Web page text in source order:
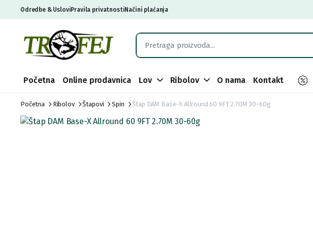
Odredbe & UsloviPravila privatnostiNačini plaćanja
Početna Online prodavnica Lov Ribolov O nama Kontakt
Početna Ribolov Štapovi Spin Štap DAM Base-X Allround 60 9FT 2.70M 30-60g